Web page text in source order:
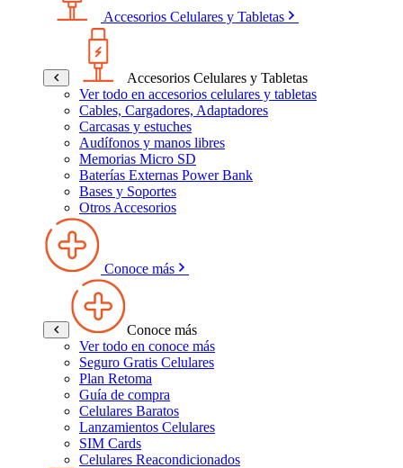
Accesorios Celulares y Tabletas
Accesorios Celulares y Tabletas
Ver todo en accesorios celulares y tabletas
Cables, Cargadores, Adaptadores
Carcasas y estuches
Audífonos y manos libres
Memorias Micro SD
Baterías Externas Power Bank
Bases y Soportes
Otros Accesorios
Conoce más
Conoce más
Ver todo en conoce más
Seguro Gratis Celulares
Plan Retoma
Guía de compra
Celulares Baratos
Lanzamientos Celulares
SIM Cards
Celulares Reacondicionados